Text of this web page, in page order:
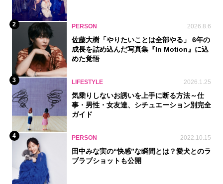
2 PERSON 2026.8.6
佐藤大樹「やりたいことは全部やる」 6年の
成長を詰め込んだ写真集『In Motion』に込
めた覚悟
3 LIFESTYLE 2026.1.25
気乗りしないお誘いを上手に断る方法～仕
事・男性・女友達、シチュエーション別完全
ガイド
4 PERSON 2022.10.15
田中みな実の“快感”な瞬間とは？愛犬とのラ
ブラブショットも公開